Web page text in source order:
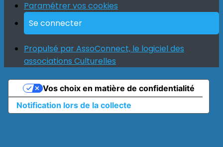
Paramétrer vos cookies
Se connecter
Propulsé par AssoConnect, le logiciel des
associations Culturelles
Notification lors de la collecte
Vos choix en matière de confidentialité